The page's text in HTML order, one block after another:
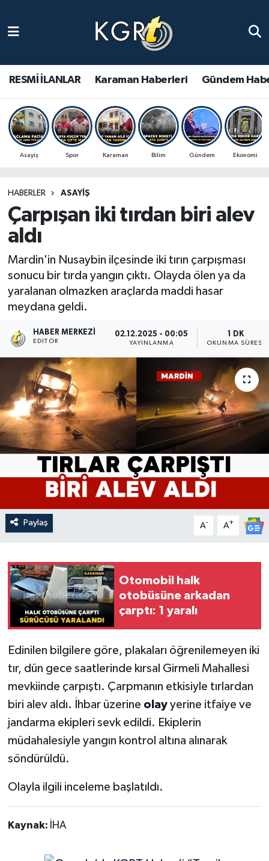
RESMİ İLANLAR Karaman Haberleri Gündem
Asayiş Spor Karaman Bilim Gündem Ekonomi
HABERLER ASAYIŞ
Çarpışan iki tırdan biri alev
aldı
Mardin'in Nusaybin ilçesinde iki tırın çarpışması
sonucu bir tırda yangın çıktı. Olayda ölen ya da
yaralanan olmazken araçlarda maddi hasar
meydana geldi.
HABER MERKEZI
EDITÖR
02.12.2025 - 00:05
YAYINLANMA
1 DK
OKUNMA SÜRESI
Paylaş A- A+
Otomobil halk
otobüsüne arkadan
çarptı: 1 yaralı
Edinilen bilgilere göre, plakaları öğrenilemeyen iki
tır, dün gece saatlerinde kırsal Girmeli Mahallesi
mevkiinde çarpıştı. Çarpmanın etkisiyle tırlardan
biri alev aldı. İhbar üzerine olay yerine itfaiye ve
jandarma ekipleri sevk edildi. Ekiplerin
müdahalesiyle yangın kontrol altına alınarak
söndürüldü.
Olayla ilgili inceleme başlatıldı.
Kaynak: İHA
Gündem Haberleri
Güncel Haberler
Spor Haberleri
Ulusal Haberler
Vefat Edenler